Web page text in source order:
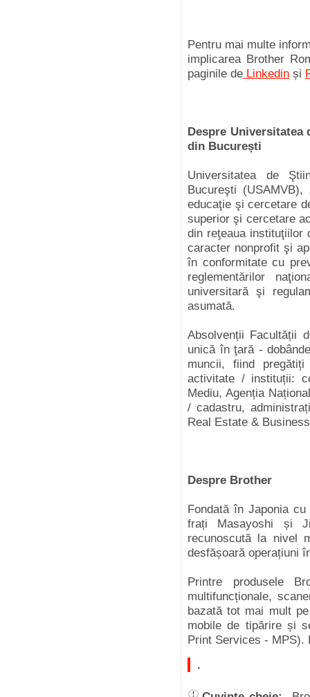
Pentru mai multe
implicarea Brother
paginile de Linkedin și
Despre Universitatea
din București
Universitatea de
Bucureşti
educaţie şi cercetare
superior şi cercetare
din reţeaua instituţiilor
caracter nonprofit şi
în conformitate cu
reglementărilor
universitară şi
asumată.
Absolvenții Facultății
unică în ţară -
muncii, fiind
activitate / instituții:
Mediu, Agenția
/ cadastru,
Real Estate &
Despre Brother
Fondată în Japonia
frați Masayoshi și
recunoscută la nivel
desfășoară operațiuni
Printre produsele
multifuncționale,
bazată tot mai mult
mobile de tipărire și
Print Services -
.